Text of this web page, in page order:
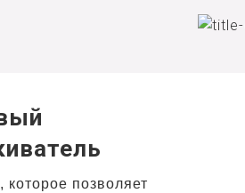
которое позволяет